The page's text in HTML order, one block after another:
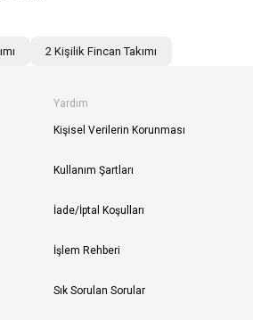
2 Kişilik Fincan Takımı
Yardım
Kişisel Verilerin Korunması
Kullanım Şartları
İade/İptal Koşulları
İşlem Rehberi
Sık Sorulan Sorular